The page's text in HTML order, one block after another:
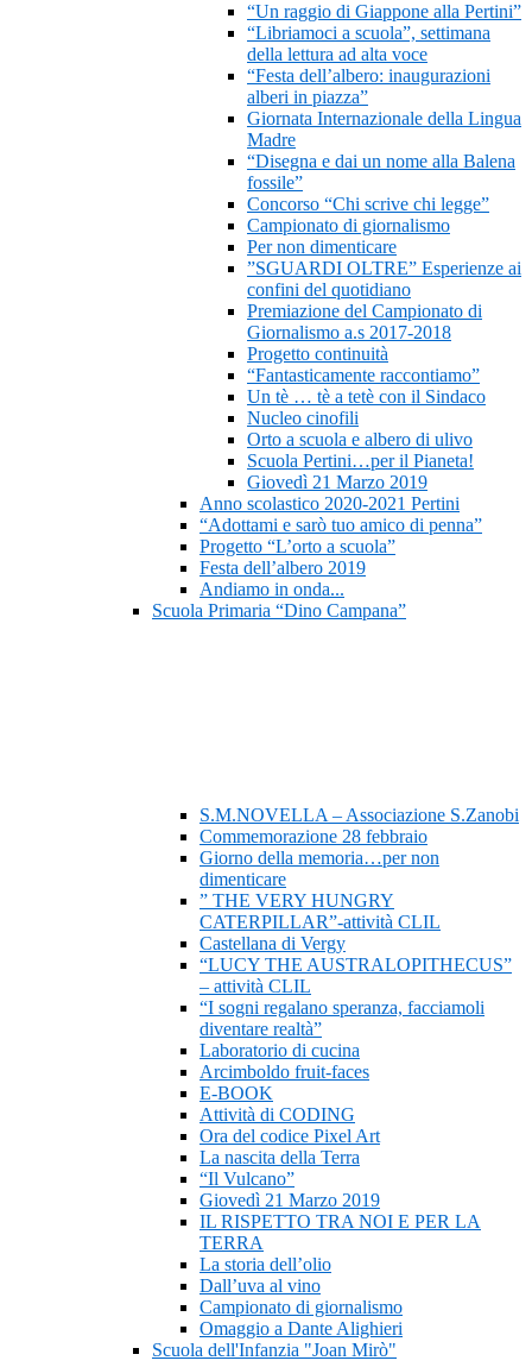
“Un raggio di Giappone alla Pertini”
“Libriamoci a scuola”, settimana
della lettura ad alta voce
“Festa dell’albero: inaugurazioni
alberi in piazza”
Giornata Internazionale della Lingua
Madre
“Disegna e dai un nome alla Balena
fossile”
Concorso “Chi scrive chi legge”
Campionato di giornalismo
Per non dimenticare
”SGUARDI OLTRE” Esperienze ai
confini del quotidiano
Premiazione del Campionato di
Giornalismo a.s 2017-2018
Progetto continuità
“Fantasticamente raccontiamo”
Un tè … tè a tetè con il Sindaco
Nucleo cinofili
Orto a scuola e albero di ulivo
Scuola Pertini…per il Pianeta!
Giovedì 21 Marzo 2019
Anno scolastico 2020-2021 Pertini
“Adottami e sarò tuo amico di penna”
Progetto “L’orto a scuola”
Festa dell’albero 2019
Andiamo in onda...
Scuola Primaria “Dino Campana”
S.M.NOVELLA – Associazione S.Zanobi
Commemorazione 28 febbraio
Giorno della memoria…per non
dimenticare
” THE VERY HUNGRY
CATERPILLAR”-attività CLIL
Castellana di Vergy
“LUCY THE AUSTRALOPITHECUS”
– attività CLIL
“I sogni regalano speranza, facciamoli
diventare realtà”
Laboratorio di cucina
Arcimboldo fruit-faces
E-BOOK
Attività di CODING
Ora del codice Pixel Art
La nascita della Terra
“Il Vulcano”
Giovedì 21 Marzo 2019
IL RISPETTO TRA NOI E PER LA
TERRA
La storia dell’olio
Dall’uva al vino
Campionato di giornalismo
Omaggio a Dante Alighieri
Scuola dell'Infanzia "Joan Mirò"